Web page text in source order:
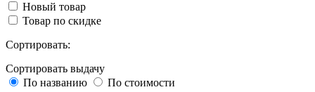
Новый товар
Товар по скидке
Сортировать:
Сортировать выдачу
По названию
По стоимости